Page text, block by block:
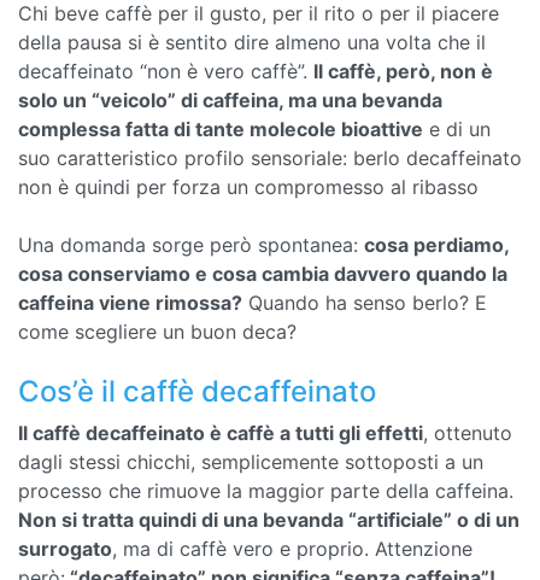
Chi beve caffè per il gusto, per il rito o per il piacere
della pausa si è sentito dire almeno una volta che il
decaffeinato “non è vero caffè”. Il caffè, però, non è
solo un “veicolo” di caffeina, ma una bevanda
complessa fatta di tante molecole bioattive e di un
suo caratteristico profilo sensoriale: berlo decaffeinato
non è quindi per forza un compromesso al ribasso
Una domanda sorge però spontanea: cosa perdiamo,
cosa conserviamo e cosa cambia davvero quando la
caffeina viene rimossa? Quando ha senso berlo? E
come scegliere un buon deca?
Cos’è il caffè decaffeinato
Il caffè decaffeinato è caffè a tutti gli effetti, ottenuto
dagli stessi chicchi, semplicemente sottoposti a un
processo che rimuove la maggior parte della caffeina.
Non si tratta quindi di una bevanda “artificiale” o di un
surrogato, ma di caffè vero e proprio. Attenzione